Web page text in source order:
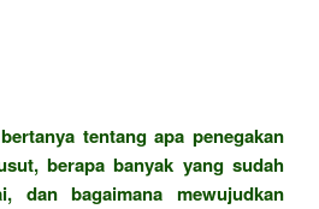
tentang apa penegakan
berapa banyak yang sudah
dan bagaimana mewujudkan